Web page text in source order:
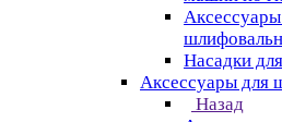
Насадки
Аксессуары для
Назад